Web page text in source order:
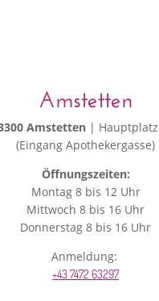
Amstetten
Amstetten | Hauptplatz
(Eingang Apothekergasse)
Öffnungszeiten:
Montag 8 bis 12 Uhr
Mittwoch 8 bis 16 Uhr
Donnerstag 8 bis 16 Uhr
Anmeldung:
+43 7472 63297